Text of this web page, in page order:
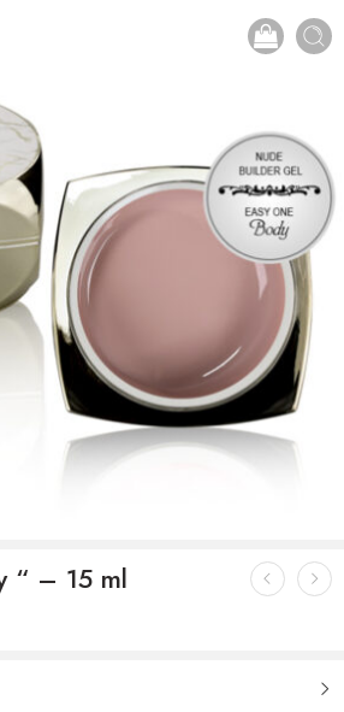
“ – 15 ml